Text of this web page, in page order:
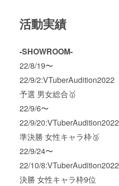
活動実績
-SHOWROOM-
22/8/19〜
22/9/2:VTuberAudition2022
予選 男女総合🥇
22/9/6〜
22/9/20:VTuberAudition2022
準決勝 女性キャラ枠🥉
22/9/24〜
22/10/8:VTuberAudition2022
決勝 女性キャラ枠9位